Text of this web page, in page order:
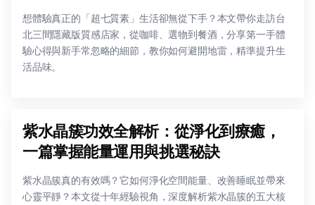
想體驗真正的「超七質素」生活卻無從下手？本文帶你走訪台
北三間隱藏版質感店家，從咖啡、選物到餐酒，分享第一手體
驗心得與新手常忽略的細節，教你如何避開地雷，精準提升生
活品味。
紫水晶簇功效全解析：從淨化到療癒，
一篇掌握能量運用與挑選秘訣
紫水晶簇真的有效嗎？它如何淨化空間能量、改善睡眠並帶來
心靈平靜？本文從十年經驗視角，深度解析紫水晶簇的五大核